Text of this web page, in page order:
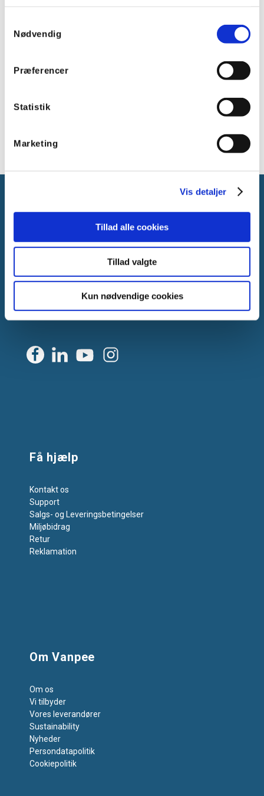
Nødvendig
Præferencer
Statistik
Marketing
Vis detaljer
Tillad alle cookies
Tillad valgte
Kun nødvendige cookies
LED levetid, L90 (h): 100.000 timer
Driver levetid (h): 100.000 timer
Materiale: Plast ASA
Farve: Hvid RAL 9016
2605 Brøndby, Danmark
CVR: DK-25695801
+45 44 85 90 00
E-mail:info@vanpee.dk
Få hjælp
Kontakt os
Support
Salgs- og Leveringsbetingelser
Miljøbidrag
Retur
Reklamation
Om Vanpee
Om os
Vi tilbyder
Vores leverandører
Sustainability
Nyheder
Persondatapolitik
Cookiepolitik